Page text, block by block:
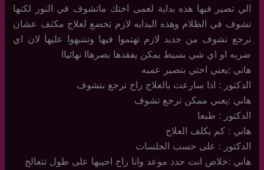
الي تصير فيها هذه بداية لعمى اختك ماتشوف في النور لكنها
تشوف في الظلام وهذه البدايه لازم تخضع لعلاج مكثف عشان
ترجع تشوف من جديد لازم تهتموا فيها وتنتبهوا عليها لان اي
ضربه او اي شي بسيط يمكن يفقدها بصرهاا نهائياا
هاني :يعني اختي بتصير عميه
الدكتور : اذا سارعت بالعلاج راح ترجع بتشوف
هاني :يعني ممكن ترجع تشوف
الدكتور : طبعا
هاني : كم يكلف العلاج
الدكتور : على حسب الجلسات
هاني :خلاص انت حدد موعد وانا راح اجيبها على طول تتعالج